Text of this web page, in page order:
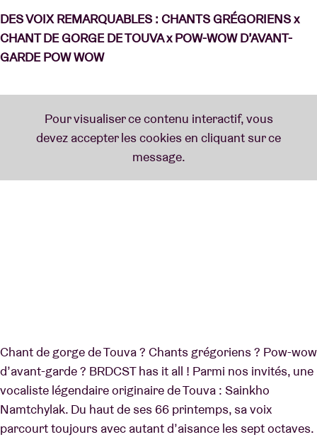
DES VOIX REMARQUABLES : CHANTS GRÉGORIENS x
CHANT DE GORGE DE TOUVA x POW-WOW D’AVANT-
GARDE POW WOW
Chant de gorge de Touva ? Chants grégoriens ? Pow-wow
d’avant-garde ? BRDCST has it all ! Parmi nos invités, une
vocaliste légendaire originaire de Touva : Sainkho
Namtchylak. Du haut de ses 66 printemps, sa voix
parcourt toujours avec autant d’aisance les sept octaves.